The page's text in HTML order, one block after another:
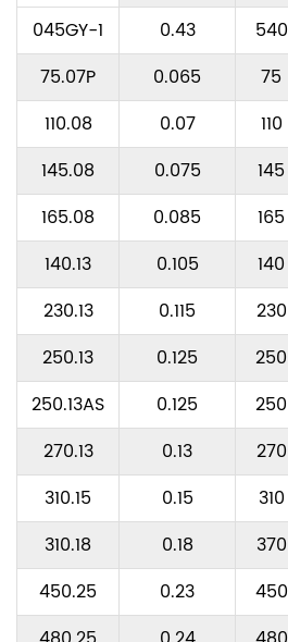
Lépjen kapcsolatba velünk
045GY-1 0.43 540
75.07P
0.065 75
110.08
0.07 110
145.08
0.075 145
165.08
0.085 165
140.13
0.105 140
230.13
0.115 230
250.13
0.125 250
250.13AS
0.125 250
270.13
0.13 270
310.15
0.15 310
310.18
0.18 370
450.25
0.23 450